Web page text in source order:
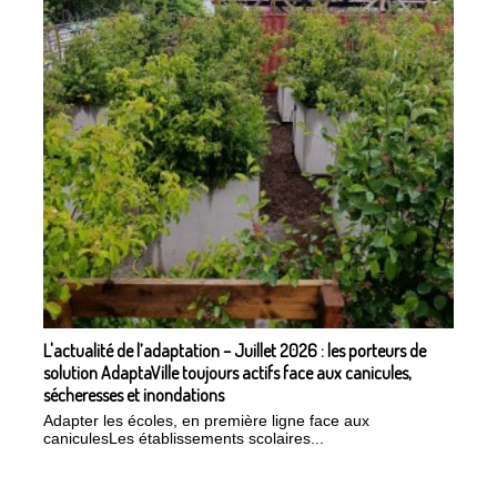
L'actualité de l’adaptation – Juillet 2026 : les porteurs de
solution AdaptaVille toujours actifs face aux canicules,
sécheresses et inondations
Adapter les écoles, en première ligne face aux
caniculesLes établissements scolaires...